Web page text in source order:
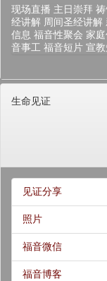
现场直播 主日崇拜
经讲解 周间圣经讲解
信息 福音性聚会 家庭
音事工 福音短片 宣
生命见证
见证分享
照片
福音微信
福音博客